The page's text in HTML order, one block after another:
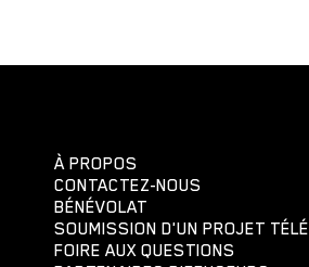
À PROPOS
CONTACTEZ-NOUS
BÉNÉVOLAT
SOUMISSION D'UN PROJET TÉLÉ
FOIRE AUX QUESTIONS